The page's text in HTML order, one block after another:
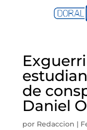
de
Daniel
por Redaccion |